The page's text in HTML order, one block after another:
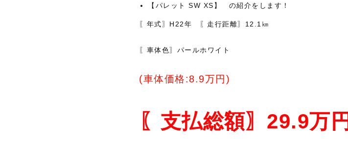
【パレット SW XS】 の紹介をします！
〖年式〗H22年 〖走行距離〗12.1㎞
〖車体色〗パールホワイト
(車体価格:8.9万円)
〖支払総額〗29.9万円